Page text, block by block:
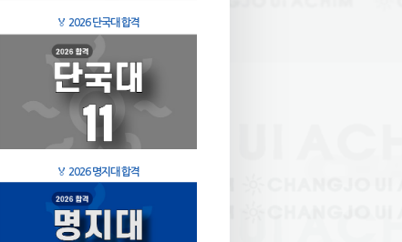
🏅 2026 단국대 합격
🏅 2026 명지대 합격